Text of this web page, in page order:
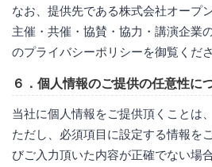
なお、提供先である株式会社オープ
主催・共催・協賛・協力・講演企業
のプライバシーポリシーを御覧くださ
６．個人情報のご提供の任意性に
当社に個人情報をご提供頂くことは
ただし、必須項目に設定する情報を
びご入力頂いた内容が正確でない場